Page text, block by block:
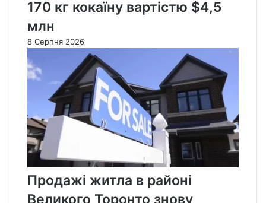
170 кг кокаїну вартістю $4,5
млн
8 Серпня 2026
Продажі житла в районі
Великого Торонто знову